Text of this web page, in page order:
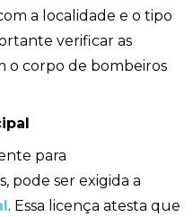
a localidade e o tipo
verificar as
o corpo de bombeiros
para
pode ser exigida a
. Essa licença atesta que